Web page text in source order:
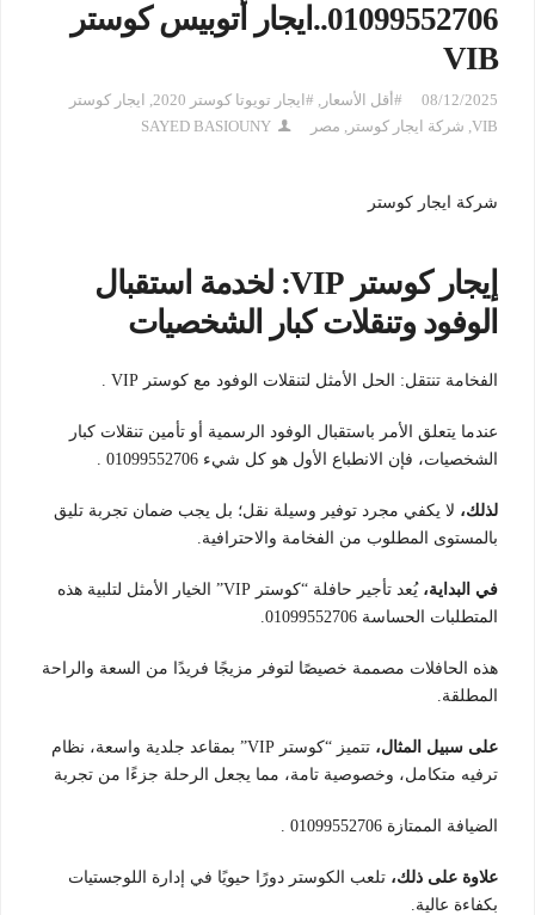
01099552706..ايجار أتوبيس كوستر
VIB
08/12/2025 #أقل الأسعار , #ايجار تويوتا كوستر 2020 , ايجار كوستر
VIB
, شركة ايجار كوستر , مصر SAYED BASIOUNY
شركة ايجار كوستر
إيجار كوستر VIP: لخدمة استقبال
الوفود وتنقلات كبار الشخصيات
الفخامة تنتقل: الحل الأمثل لتنقلات الوفود مع كوستر VIP .
عندما يتعلق الأمر باستقبال الوفود الرسمية أو تأمين تنقلات كبار
الشخصيات، فإن الانطباع الأول هو كل شيء 01099552706 .
لذلك، لا يكفي مجرد توفير وسيلة نقل؛ بل يجب ضمان تجربة تليق
بالمستوى المطلوب من الفخامة والاحترافية.
في البداية،
يُعد تأجير حافلة “كوستر VIP” الخيار الأمثل لتلبية هذه
المتطلبات الحساسة 01099552706.
هذه الحافلات مصممة خصيصًا لتوفر مزيجًا فريدًا من السعة والراحة
المطلقة.
على سبيل المثال،
تتميز “كوستر VIP” بمقاعد جلدية واسعة، نظام
ترفيه متكامل، وخصوصية تامة، مما يجعل الرحلة جزءًا من تجربة
الضيافة الممتازة 01099552706 .
علاوة على ذلك، تلعب الكوستر دورًا حيويًا في إدارة اللوجستيات
بكفاءة عالية.